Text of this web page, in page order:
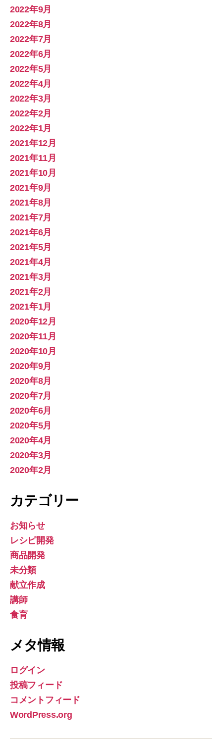
2022年9月
2022年8月
2022年7月
2022年6月
2022年5月
2022年4月
2022年3月
2022年2月
2022年1月
2021年12月
2021年11月
2021年10月
2021年9月
2021年8月
2021年7月
2021年6月
2021年5月
2021年4月
2021年3月
2021年2月
2021年1月
2020年12月
2020年11月
2020年10月
2020年9月
2020年8月
2020年7月
2020年6月
2020年5月
2020年4月
2020年3月
2020年2月
カテゴリー
お知らせ
レシピ開発
商品開発
未分類
献立作成
講師
食育
メタ情報
ログイン
投稿フィード
コメントフィード
WordPress.org